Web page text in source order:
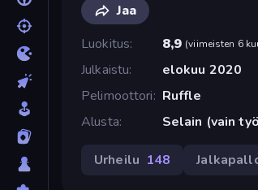
Jaa
Luokitus
8,9 (viimeisten 6
Julkaistu
elokuu 2020
Pelimoottori
Ruffle
Alusta
Selain (vain
Urheilu 148